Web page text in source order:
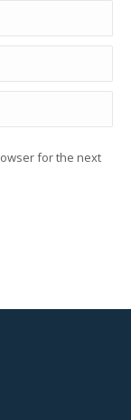
for the next